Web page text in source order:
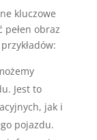
kluczowe
obraz
Jest to
jak i
pojazdu.